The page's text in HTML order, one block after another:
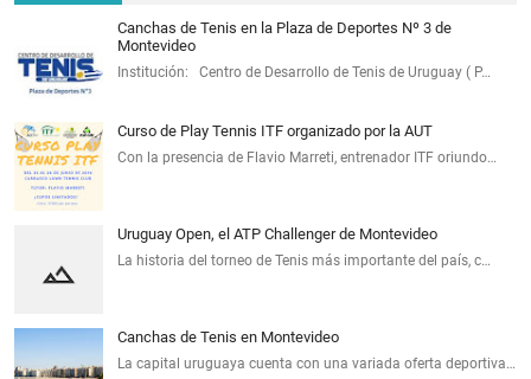
Canchas de Tenis en la Plaza de Deportes Nº 3 de
Montevideo
Institución: Centro de Desarrollo de Tenis de Uruguay ( P…
Curso de Play Tennis ITF organizado por la AUT
Con la presencia de Flavio Marreti, entrenador ITF oriundo…
Uruguay Open, el ATP Challenger de Montevideo
La historia del torneo de Tenis más importante del país, c…
Canchas de Tenis en Montevideo
La capital uruguaya cuenta con una variada oferta deportiva…